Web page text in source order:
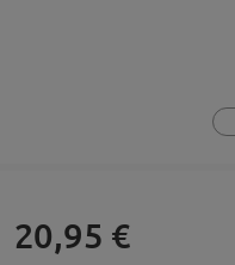
20,95 €